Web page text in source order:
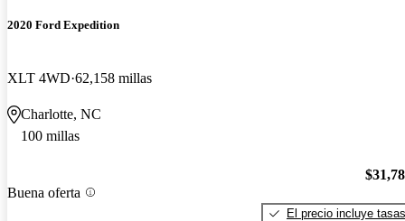
2020 Ford Expedition
XLT 4WD 62,158 millas
Charlotte, NC
100 millas
Buena oferta
El precio incluye tasas